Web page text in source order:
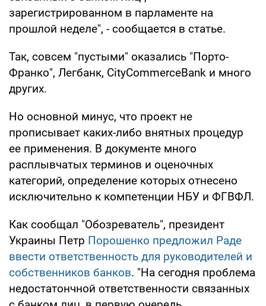
зарегистрированном в парламенте на
прошлой неделе", - сообщается в статье.
Так, совсем "пустыми" оказались "Порто-
Франко", Легбанк, CityCommerceBank и много
других.
Но основной минус, что проект не
прописывает каких-либо внятных процедур
ее применения. В документе много
расплывчатых терминов и оценочных
категорий, определение которых отнесено
исключительно к компетенции НБУ и ФГВФЛ.
Как сообщал "Обозреватель", президент
Украины Петр Порошенко предложил Раде
ввести ответственность для руководителей и
собственников банков. "На сегодня проблема
недостатончной ответственности связанных